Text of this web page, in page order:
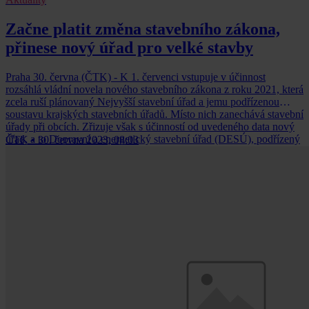
Začne platit změna stavebního zákona,
přinese nový úřad pro velké stavby
Praha 30. června (ČTK) - K 1. červenci vstupuje v účinnost
rozsáhlá vládní novela nového stavebního zákona z roku 2021, která
zcela ruší plánovaný Nejvyšší stavební úřad a jemu podřízenou
soustavu krajských stavebních úřadů. Místo nich zanechává stavební
úřady při obcích. Zřizuje však s účinností od uvedeného data nový
úřad, a to Dopravní a energetický stavební úřad (DESÚ), podřízený
ČTK • 30. června 2023, 08:03